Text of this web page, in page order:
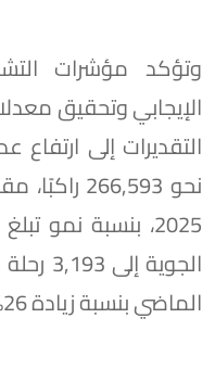
وتؤكد مؤشرات
الإيجابي وتحقيق
الماضي بنسبة زيادة 26%.